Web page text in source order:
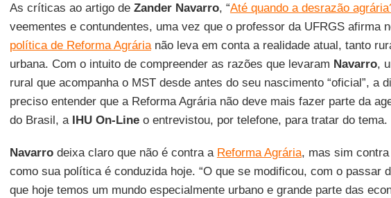
As críticas ao artigo de Zander Navarro, “Até quando a desrazão
veementes e contundentes, uma vez que o professor da UFRGS afirma
política de Reforma Agrárianão leva em conta a realidade atual, tanto
urbana. Com o intuito de compreender as razões que levaram Navarro,
rural que acompanha o MST desde antes do seu nascimento “oficial”, a
preciso entender que a Reforma Agrária não deve mais fazer parte da
do Brasil, a IHU On-Lineo entrevistou, por telefone, para tratar do tema.
Navarrodeixa claro que não é contra a Reforma Agrária, mas sim
como sua política é conduzida hoje. “O que se modificou, com o passar
que hoje temos um mundo especialmente urbano e grande parte das